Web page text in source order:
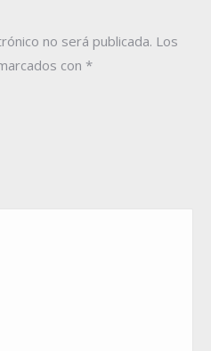
no será publicada. Los
con *